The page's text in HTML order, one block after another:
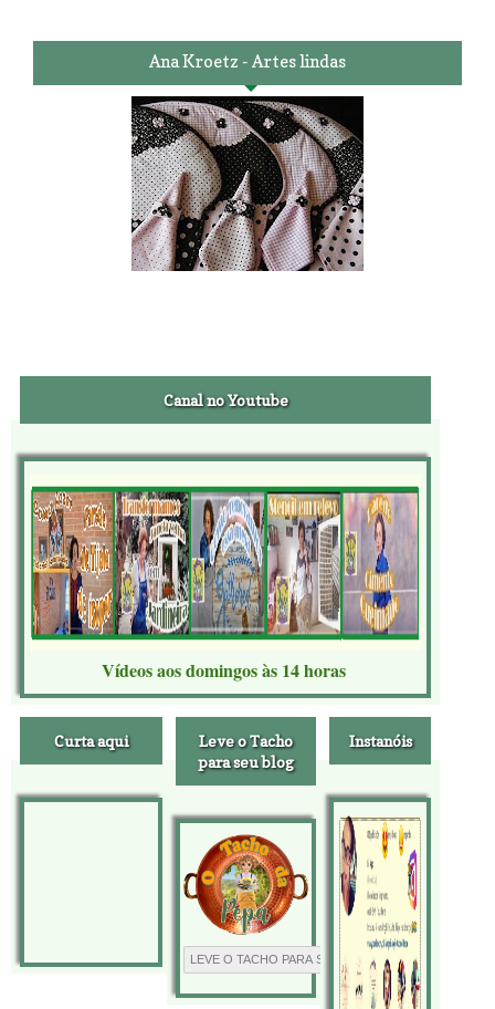
Ana Kroetz - Artes lindas
Canal no Youtube
Vídeos aos domingos às 14 horas
Curta aqui
Leve o Tacho
para seu blog
Instanóis